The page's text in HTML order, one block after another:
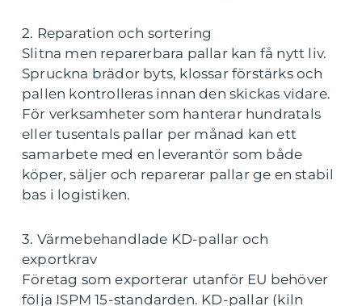
2. Reparation och sortering
Slitna men reparerbara pallar kan få nytt liv.
Spruckna brädor byts, klossar förstärks och
pallen kontrolleras innan den skickas vidare.
För verksamheter som hanterar hundratals
eller tusentals pallar per månad kan ett
samarbete med en leverantör som både
köper, säljer och reparerar pallar ge en stabil
bas i logistiken.
3. Värmebehandlade KD-pallar och
exportkrav
Företag som exporterar utanför EU behöver
följa ISPM 15-standarden. KD-pallar (kiln